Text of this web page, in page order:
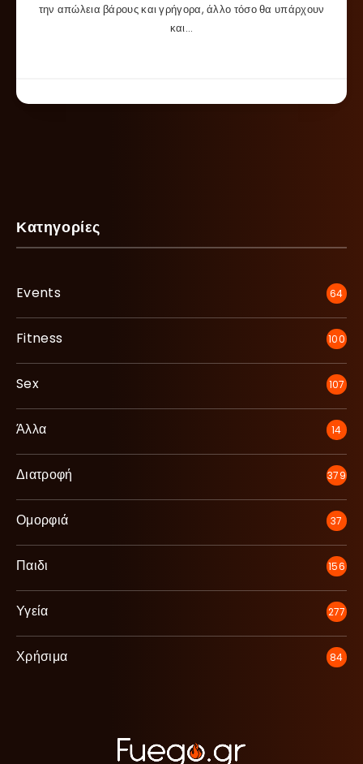
την απώλεια βάρους και γρήγορα, άλλο τόσο θα υπάρχουν
και…
Κατηγορίες
Events 64
Fitness 100
Sex 107
Άλλα 14
Διατροφή 379
Ομορφιά 37
Παιδι 156
Υγεία 277
Χρήσιμα 84